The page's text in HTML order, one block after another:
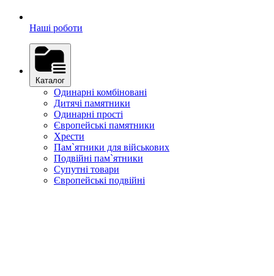
Наші роботи
Каталог
Одинарні комбіновані
Дитячі памятники
Одинарні прості
Європейські памятники
Хрести
Пам`ятники для військових
Подвійні пам`ятники
Супутні товари
Європейські подвійні